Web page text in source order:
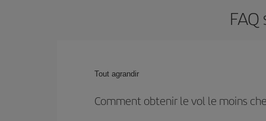
Tout agrandir
Comment obtenir le vol le moins